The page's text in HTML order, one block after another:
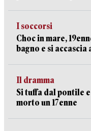
I soccorsi
Choc in mare,
bagno e si
Il dramma
Si tuffa dal pontile
morto un 17enne